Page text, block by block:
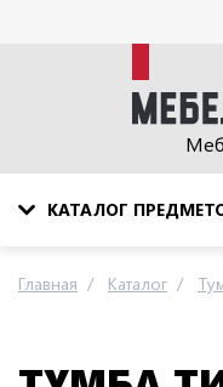
КАТАЛОГ
Главная Каталог